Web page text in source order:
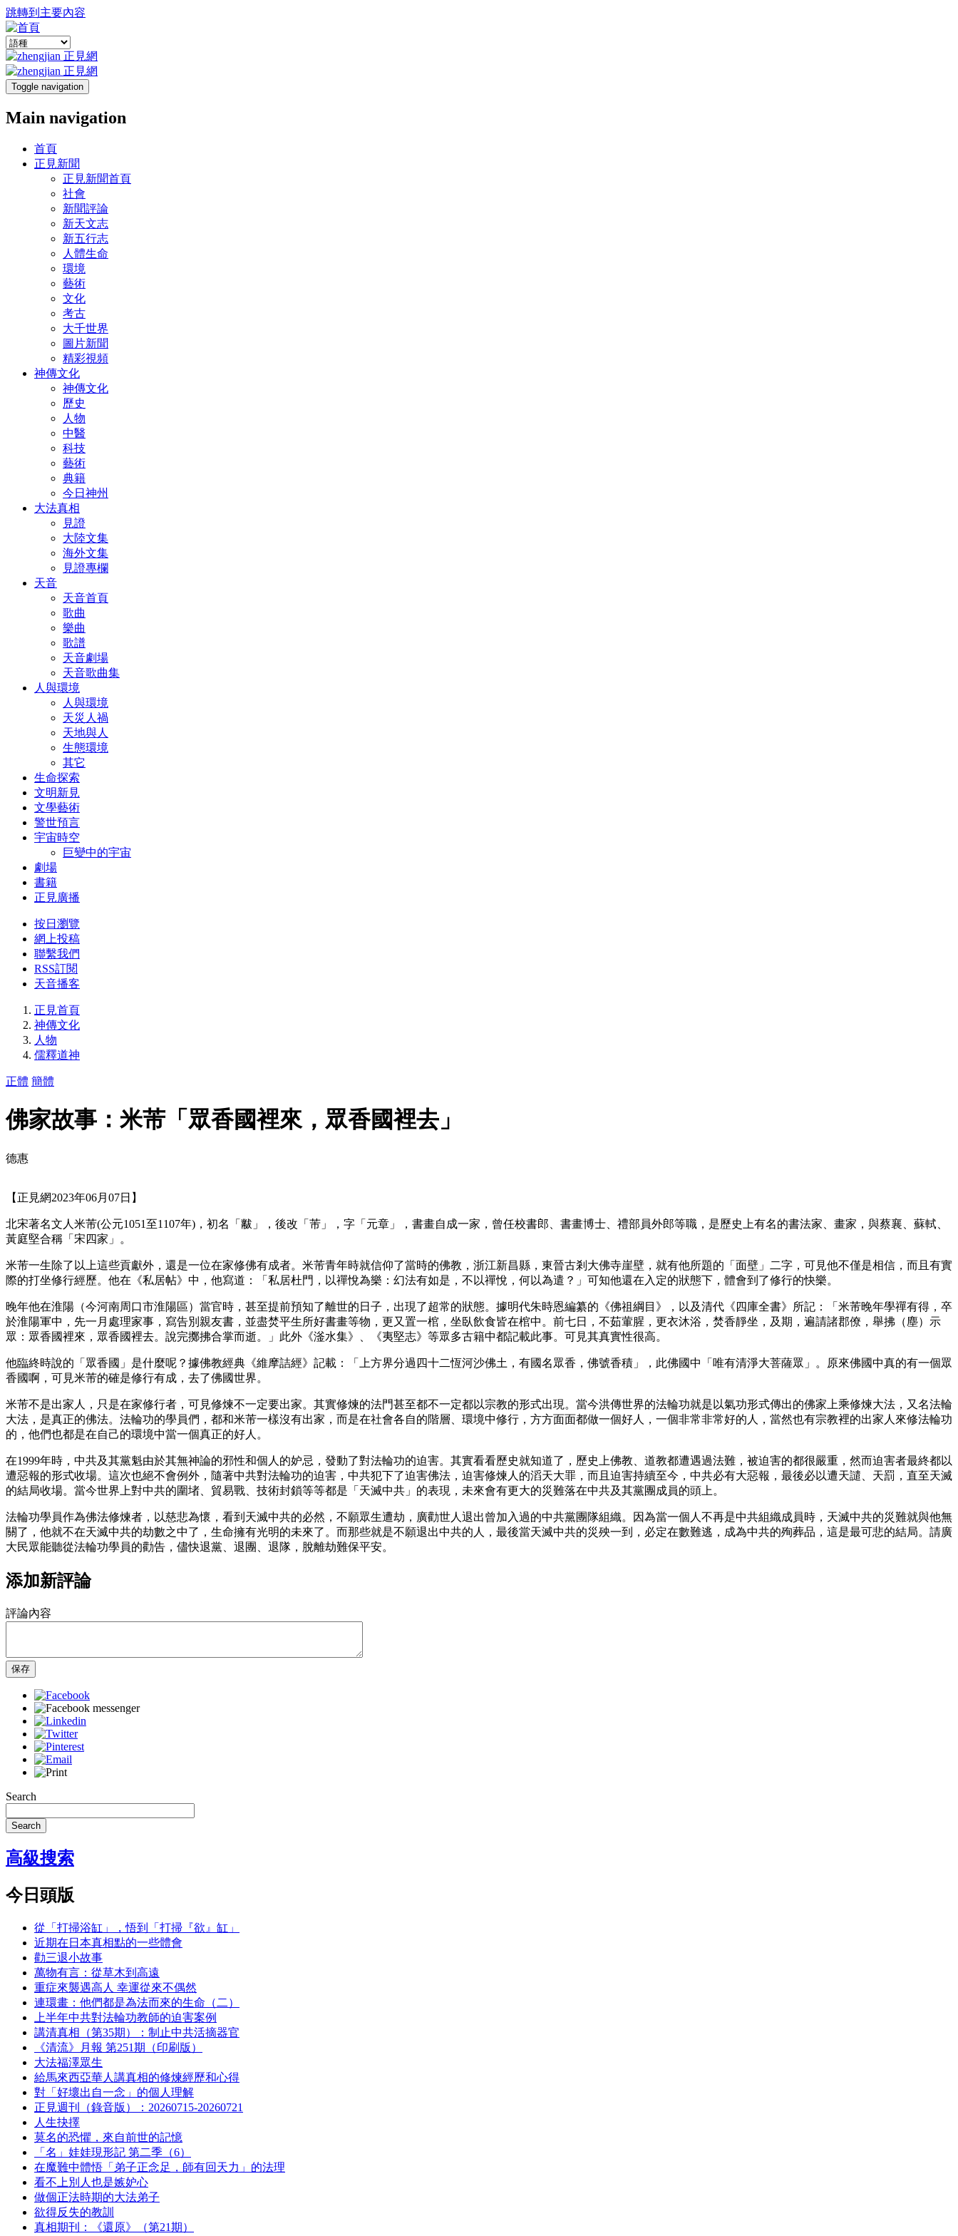
跳轉到主要內容
Toggle navigation
Main navigation
首頁
正見新聞
正見新聞首頁
社會
新聞評論
新天文志
新五行志
人體生命
環境
藝術
文化
考古
大千世界
圖片新聞
精彩視頻
神傳文化
神傳文化
歷史
人物
中醫
科技
藝術
典籍
今日神州
大法真相
見證
大陸文集
海外文集
見證專欄
天音
天音首頁
歌曲
樂曲
歌譜
天音劇場
天音歌曲集
人與環境
人與環境
天災人禍
天地與人
生態環境
其它
生命探索
文明新見
文學藝術
警世預言
宇宙時空
巨變中的宇宙
劇場
書籍
正見廣播
按日瀏覽
網上投稿
聯繫我們
RSS訂閱
天音播客
正見首頁
神傳文化
人物
儒釋道神
正體 簡體
佛家故事：米芾「眾香國裡來，眾香國裡去」
德惠
【正見網2023年06月07日】
北宋著名文人米芾(公元1051至1107年)，初名「黻」，後改「芾」，字「元章」，書畫自成一家，曾任校書郎、書畫博士、禮部員外郎等職，是歷史上有名的書法家、畫家，與蔡襄、蘇軾、
黃庭堅合稱「宋四家」。
米芾一生除了以上這些貢獻外，還是一位在家修佛有成者。米芾青年時就信仰了當時的佛教，浙江新昌縣，東晉古剎大佛寺崖壁，就有他所題的「面壁」二字，可見他不僅是相信，而且有實
際的打坐修行經歷。他在《私居帖》中，他寫道：「私居杜門，以禪悅為樂：幻法有如是，不以禪悅，何以為遣？」可知他還在入定的狀態下，體會到了修行的快樂。
晚年他在淮陽（今河南周口市淮陽區）當官時，甚至提前預知了離世的日子，出現了超常的狀態。據明代朱時恩編纂的《佛祖綱目》，以及清代《四庫全書》所記：「米芾晚年學禪有得，卒
於淮陽軍中，先一月處理家事，寫告別親友書，並盡焚平生所好書畫等物，更又置一棺，坐臥飲食皆在棺中。前七日，不茹葷腥，更衣沐浴，焚香靜坐，及期，遍請諸郡僚，舉拂（塵）示
眾：眾香國裡來，眾香國裡去。說完擲拂合掌而逝。」此外《滏水集》、《夷堅志》等眾多古籍中都記載此事。可見其真實性很高。
他臨終時說的「眾香國」是什麼呢？據佛教經典《維摩詰經》記載：「上方界分過四十二恆河沙佛土，有國名眾香，佛號香積」，此佛國中「唯有清淨大菩薩眾」。原來佛國中真的有一個眾
香國啊，可見米芾的確是修行有成，去了佛國世界。
米芾不是出家人，只是在家修行者，可見修煉不一定要出家。其實修煉的法門甚至都不一定都以宗教的形式出現。當今洪傳世界的法輪功就是以氣功形式傳出的佛家上乘修煉大法，又名法輪
大法，是真正的佛法。法輪功的學員們，都和米芾一樣沒有出家，而是在社會各自的階層、環境中修行，方方面面都做一個好人，一個非常非常好的人，當然也有宗教裡的出家人來修法輪功
的，他們也都是在自己的環境中當一個真正的好人。
在1999年時，中共及其黨魁由於其無神論的邪性和個人的妒忌，發動了對法輪功的迫害。其實看看歷史就知道了，歷史上佛教、道教都遭遇過法難，被迫害的都很嚴重，然而迫害者最終都以
遭惡報的形式收場。這次也絕不會例外，隨著中共對法輪功的迫害，中共犯下了迫害佛法，迫害修煉人的滔天大罪，而且迫害持續至今，中共必有大惡報，最後必以遭天譴、天罰，直至天滅
的結局收場。當今世界上對中共的圍堵、貿易戰、技術封鎖等等都是「天滅中共」的表現，未來會有更大的災難落在中共及其黨團成員的頭上。
法輪功學員作為佛法修煉者，以慈悲為懷，看到天滅中共的必然，不願眾生遭劫，廣勸世人退出曾加入過的中共黨團隊組織。因為當一個人不再是中共組織成員時，天滅中共的災難就與他無
關了，他就不在天滅中共的劫數之中了，生命擁有光明的未來了。而那些就是不願退出中共的人，最後當天滅中共的災殃一到，必定在數難逃，成為中共的殉葬品，這是最可悲的結局。請廣
大民眾能聽從法輪功學員的勸告，儘快退黨、退團、退隊，脫離劫難保平安。
添加新評論
評論內容
保存
Search
Search
高級搜索
今日頭版
從「打掃浴缸」，悟到「打掃『欲』缸」
近期在日本真相點的一些體會
勸三退小故事
萬物有言：從草木到高遠
重症來襲遇高人 幸運從來不偶然
連環畫：他們都是為法而來的生命（二）
上半年中共對法輪功教師的迫害案例
講清真相（第35期）：制止中共活摘器官
《清流》月報 第251期（印刷版）
大法福澤眾生
給馬來西亞華人講真相的修煉經歷和心得
對「好壞出自一念」的個人理解
正見週刊（錄音版）：20260715-20260721
人生抉擇
莫名的恐懼，來自前世的記憶
「名」娃娃現形記 第二季（6）
在魔難中體悟「弟子正念足，師有回天力」的法理
看不上別人也是嫉妒心
做個正法時期的大法弟子
欲得反失的教訓
真相期刊：《還原》（第21期）